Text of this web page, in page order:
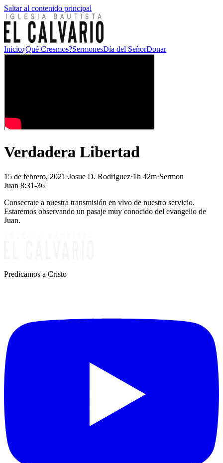
Saltar al contenido principal
Inicio¿Qué Creemos?SermonesDía del SeñorDonar
Verdadera Libertad
15 de febrero, 2021 ·Josue D. Rodriguez·1h 42m·Sermon
Juan 8:31-36
Consecrate a nuestra transmisión en vivo de nuestro servicio.
Estaremos observando un pasaje muy conocido del evangelio de
Juan.
Predicamos a Cristo